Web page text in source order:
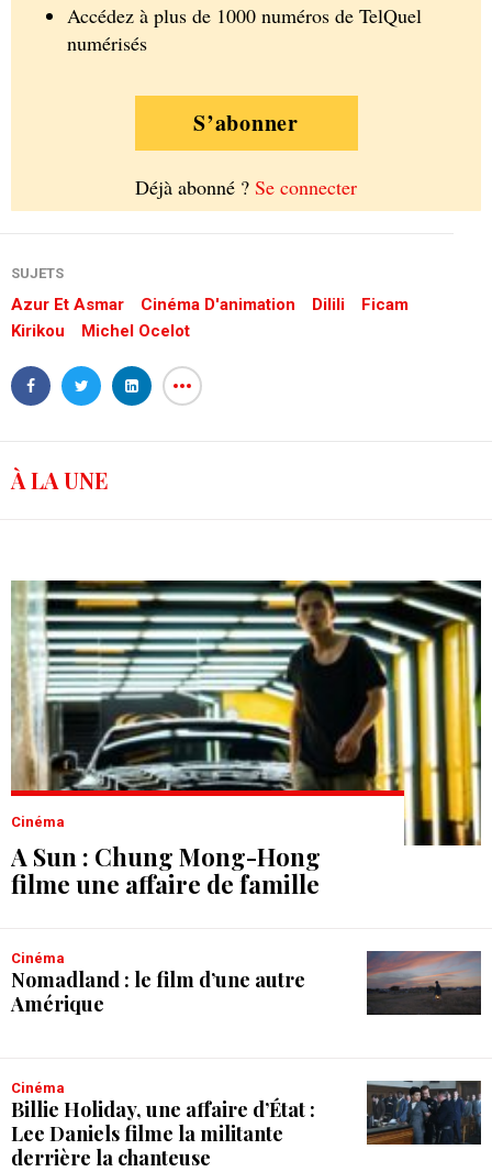
Accédez à plus de 1000 numéros de TelQuel
numérisés
S’abonner
Déjà abonné ? Se connecter
SUJETS
Azur Et Asmar Cinéma D'animation Dilili
Ficam
Kirikou
Michel Ocelot
À LA UNE
Cinéma
A Sun : Chung Mong-Hong
filme une affaire de famille
Cinéma
Nomadland : le film d’une autre
Amérique
Cinéma
Billie Holiday, une affaire d’État :
Lee Daniels filme la militante
derrière la chanteuse